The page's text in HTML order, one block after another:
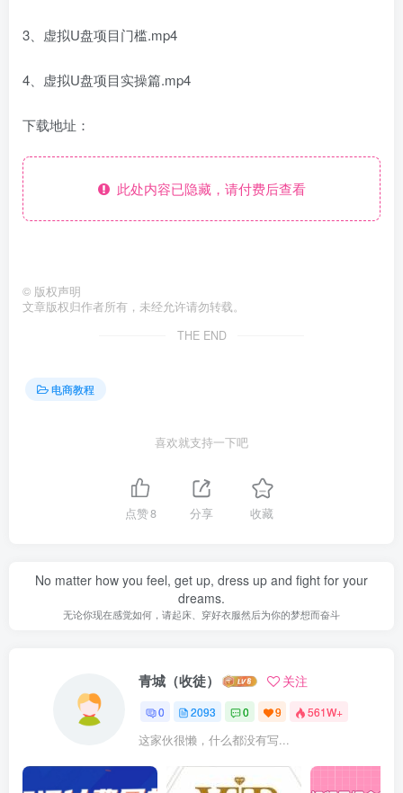
3、虚拟U盘项目门槛.mp4
4、虚拟U盘项目实操篇.mp4
下载地址：
此处内容已隐藏，请付费后查看
© 版权声明
文章版权归作者所有，未经允许请勿转载。
THE END
电商教程
喜欢就支持一下吧
点赞8 分享 收藏
No matter how you feel, get up, dress up and fight for your
dreams.
无论你现在感觉如何，请起床、穿好衣服然后为你的梦想而奋斗
青城（收徒） 关注
0 2093 0 9 561W+
这家伙很懒，什么都没有写...